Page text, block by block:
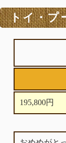
トイ・プ
195,800円